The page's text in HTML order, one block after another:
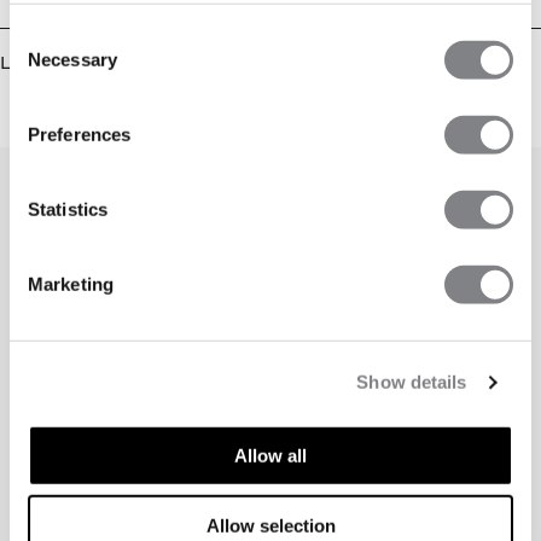
Consent
Selection
Necessary
Preferences
Statistics
Marketing
Show details
Allow all
Allow selection
Liknande produkter